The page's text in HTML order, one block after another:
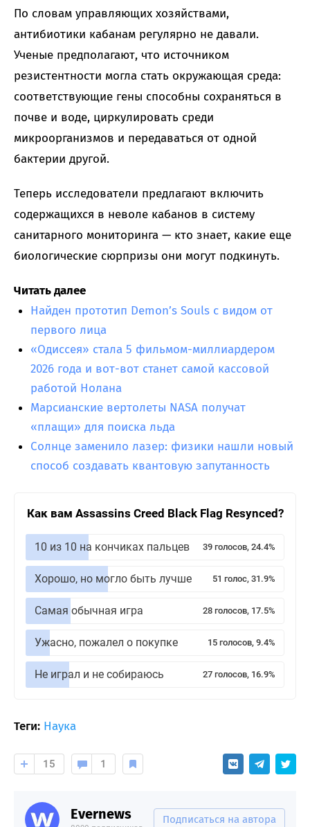
По словам управляющих хозяйствами,
антибиотики кабанам регулярно не давали.
Ученые предполагают, что источником
резистентности могла стать окружающая среда:
соответствующие гены способны сохраняться в
почве и воде, циркулировать среди
микроорганизмов и передаваться от одной
бактерии другой.
Теперь исследователи предлагают включить
содержащихся в неволе кабанов в систему
санитарного мониторинга — кто знает, какие еще
биологические сюрпризы они могут подкинуть.
Читать далее
Найден прототип Demon’s Souls с видом от
первого лица
«Одиссея» стала 5 фильмом-миллиардером
2026 года и вот-вот станет самой кассовой
работой Нолана
Марсианские вертолеты NASA получат
«плащи» для поиска льда
Солнце заменило лазер: физики нашли новый
способ создавать квантовую запутанность
Как вам Assassins Creed Black Flag Resynced?
10 из 10 на кончиках пальцев 39 голосов, 24.4%
Хорошо, но могло быть лучше 51 голос, 31.9%
Самая обычная игра 28 голосов, 17.5%
Ужасно, пожалел о покупке 15 голосов, 9.4%
Не играл и не собираюсь 27 голосов, 16.9%
Теги: Наука
15 1
Evernews Подписаться на автора